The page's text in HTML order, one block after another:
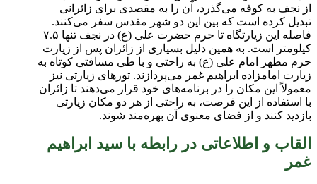
از نجف به کوفه می‌گذرد، آن را به مقصدی برای زائرانی
تبدیل کرده است که بین این دو شهر مقدس سفر می‌کنند.
فاصله این زیارتگاه تا حرم حضرت علی (ع) در نجف تنها ۷.۵
کیلومتر است. به همین دلیل بسیاری از زائران پس از زیارت
حرم مطهر امام علی (ع) به راحتی و با طی مسافتی کوتاه به
زیارت امامزاده ابراهیم غمر می‌پردازند. تورهای زیارتی نیز
معمولاً این مکان را در برنامه‌های خود قرار می‌دهند تا زائران
با استفاده از این فرصت، به راحتی از هر دو مکان زیارتی
بازدید کنند و از فضای معنوی آن بهره‌مند شوند.
القاب و اطلاعاتی در رابطه با سید ابراهیم
غمر